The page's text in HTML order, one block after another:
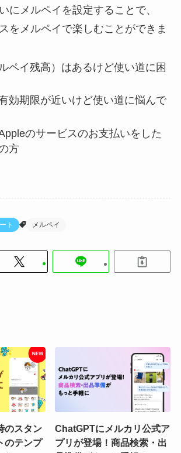
にメルペイを設定することで、
をメルペイで楽しむことができま
ペイ残高）はあるけど使い道に困
効期限が近いけど使い道に悩んで
のサービスのお支払いをした
方
ト メルペイ
のスタン
のテンプ
ChatGPTにメルカリ公式ア
プリが登場！商品検索・出